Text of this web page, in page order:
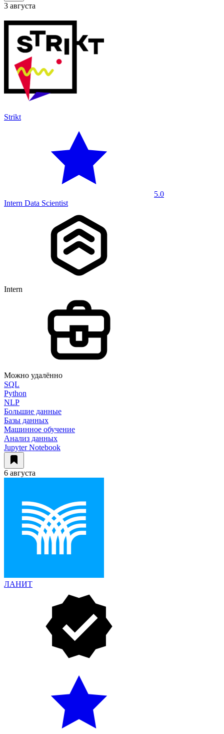
3 августа
Strikt
5.0
Intern Data Scientist
Intern
Можно удалённо
SQL
Python
NLP
Большие данные
Базы данных
Машинное обучение
Анализ данных
Jupyter Notebook
6 августа
ЛАНИТ